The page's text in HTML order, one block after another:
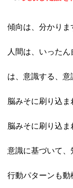
傾向は、分かりま
人間は、いった
は、意識する、意
脳みそに刷り込ま
脳みそに刷り込
意識に基づいて
行動パターンも動